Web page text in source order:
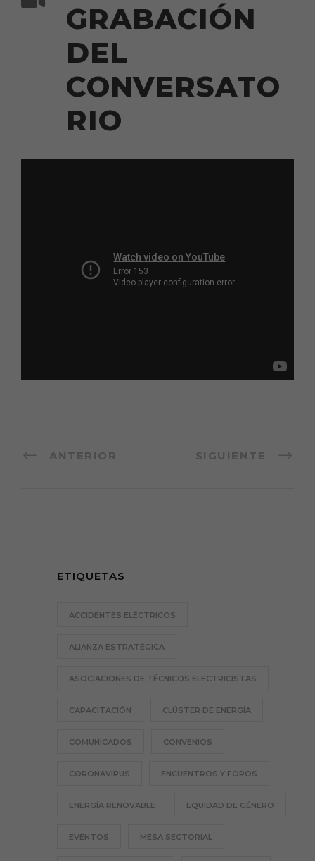
GRABACIÓN
DEL
CONVERSATO
RIO
ANTERIOR SIGUIENTE
ETIQUETAS
ACCIDENTES ELÉCTRICOS
ALIANZA ESTRATÉGICA
ASOCIACIONES DE TÉCNICOS ELECTRICISTAS
CAPACITACIÓN CLÚSTER DE ENERGÍA
COMUNICADOS CONVENIOS
CORONAVIRUS ENCUENTROS Y FOROS
ENERGÍA RENOVABLE EQUIDAD DE GÉNERO
EVENTOS MESA SECTORIAL